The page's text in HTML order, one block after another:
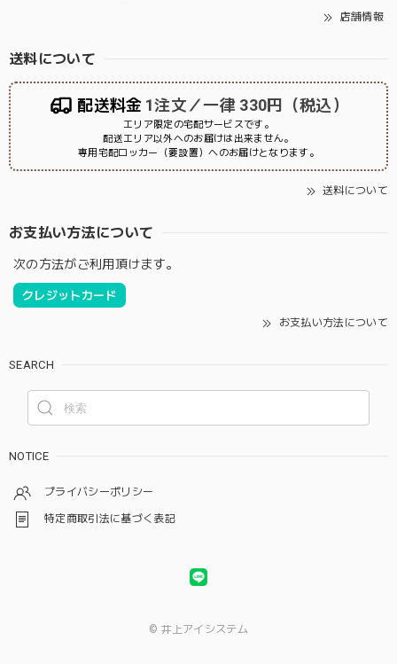
店舗情報
送料について
配送料金 1注文／一律 330円（税込）
エリア限定の宅配サービスです。
配送エリア以外へのお届けは出来ません。
専用宅配ロッカー（要設置）へのお届けとなります。
送料について
お支払い方法について
次の方法がご利用頂けます。
クレジットカード
お支払い方法について
SEARCH
NOTICE
プライバシーポリシー
特定商取引法に基づく表記
© 井上アイシステム